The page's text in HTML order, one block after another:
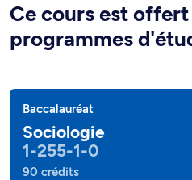
Ce cours est offert
programmes
Baccalauréat
Sociologie
1-255-1-0
90 crédits